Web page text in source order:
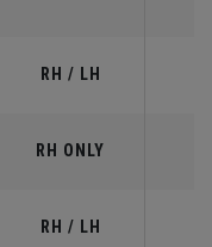
RH / LH
RH ONLY
RH / LH